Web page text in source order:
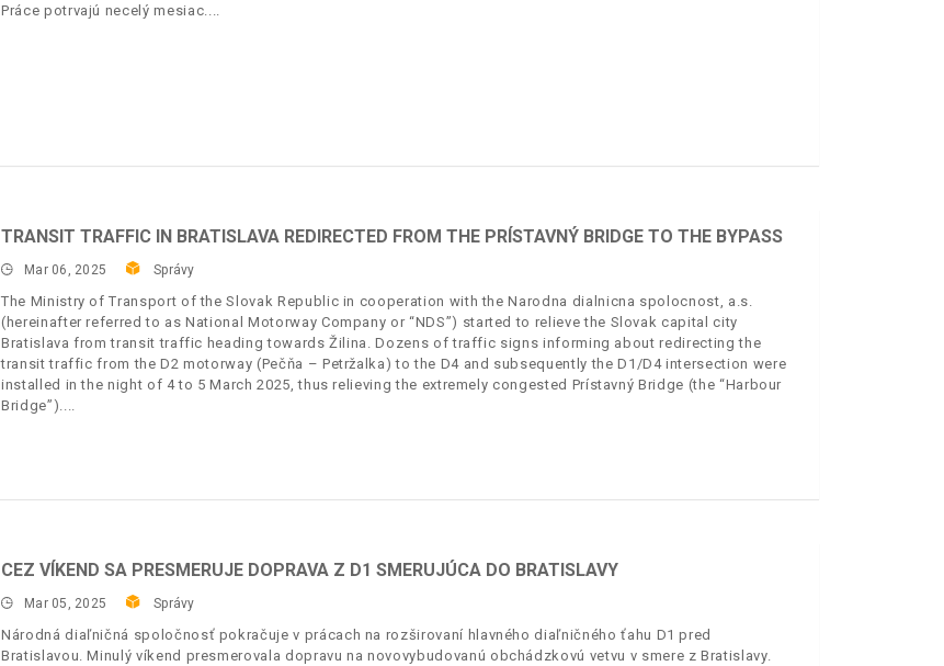
Práce potrvajú necelý mesiac.
TRANSIT TRAFFIC IN BRATISLAVA REDIRECTED FROM THE PRÍSTAVNÝ BRIDGE TO THE BYPASS
Mar 06, 2025 Správy
The Ministry of Transport of the Slovak Republic in cooperation with the Narodna dialnicna spolocnost, a.s.
(hereinafter referred to as National Motorway Company or “NDS”) started to relieve the Slovak capital city
Bratislava from transit traffic heading towards Žilina. Dozens of traffic signs informing about redirecting the
transit traffic from the D2 motorway (Pečňa – Petržalka) to the D4 and subsequently the D1/D4 intersection were
installed in the night of 4 to 5 March 2025, thus relieving the extremely congested Prístavný Bridge (the “Harbour
Bridge”).
CEZ VÍKEND SA PRESMERUJE DOPRAVA Z D1 SMERUJÚCA DO BRATISLAVY
Mar 05, 2025 Správy
Národná diaľničná spoločnosť pokračuje v prácach na rozširovaní hlavného diaľničného ťahu D1 pred
Bratislavou. Minulý víkend presmerovala dopravu na novovybudovanú obchádzkovú vetvu v smere z Bratislavy.